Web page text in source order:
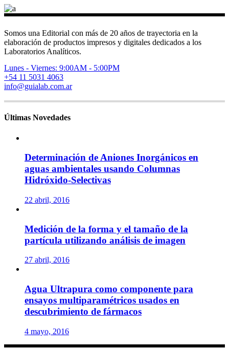
Somos una Editorial con más de 20 años de trayectoria en la
elaboración de productos impresos y digitales dedicados a los
Laboratorios Analíticos.
Lunes - Viernes: 9:00AM - 5:00PM
+54 11 5031 4063
info@guialab.com.ar
Últimas Novedades
Determinación de Aniones Inorgánicos en
aguas ambientales usando Columnas
Hidróxido-Selectivas
22 abril, 2016
Medición de la forma y el tamaño de la
partícula utilizando análisis de imagen
27 abril, 2016
Agua Ultrapura como componente para
ensayos multiparamétricos usados en
descubrimiento de fármacos
4 mayo, 2016